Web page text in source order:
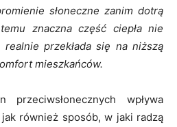
słoneczne zanim dotrą
znaczna część ciepła nie
przekłada się na niższą
mieszkańców.
przeciwsłonecznych wpływa
również sposób, w jaki radzą